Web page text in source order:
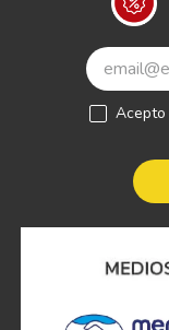
Acepto